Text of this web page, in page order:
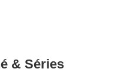
& Séries